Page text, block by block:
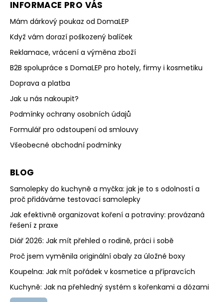
INFORMACE PRO VÁS
Mám dárkový poukaz od DomaLEP
Když vám dorazí poškozený balíček
Reklamace, vrácení a výměna zboží
B2B spolupráce s DomaLEP pro hotely, firmy i kosmetiku
Doprava a platba
Jak u nás nakoupit?
Podmínky ochrany osobních údajů
Formulář pro odstoupení od smlouvy
Všeobecné obchodní podmínky
BLOG
Samolepky do kuchyně a myčka: jak je to s odolností a
proč přidáváme testovací samolepky
Jak efektivně organizovat koření a potraviny: provázaná
řešení z praxe
Diář 2026: Jak mít přehled o rodině, práci i sobě
Proč jsem vyměnila originální obaly za úložné boxy
Koupelna: Jak mít pořádek v kosmetice a přípravcích
Kuchyně: Jak na přehledný systém s kořenkami a dózami